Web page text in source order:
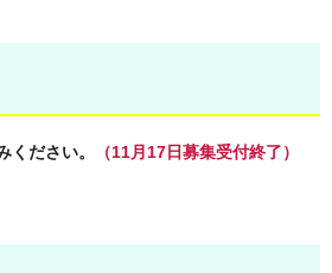
ください。 （11月17日募集受付終了）